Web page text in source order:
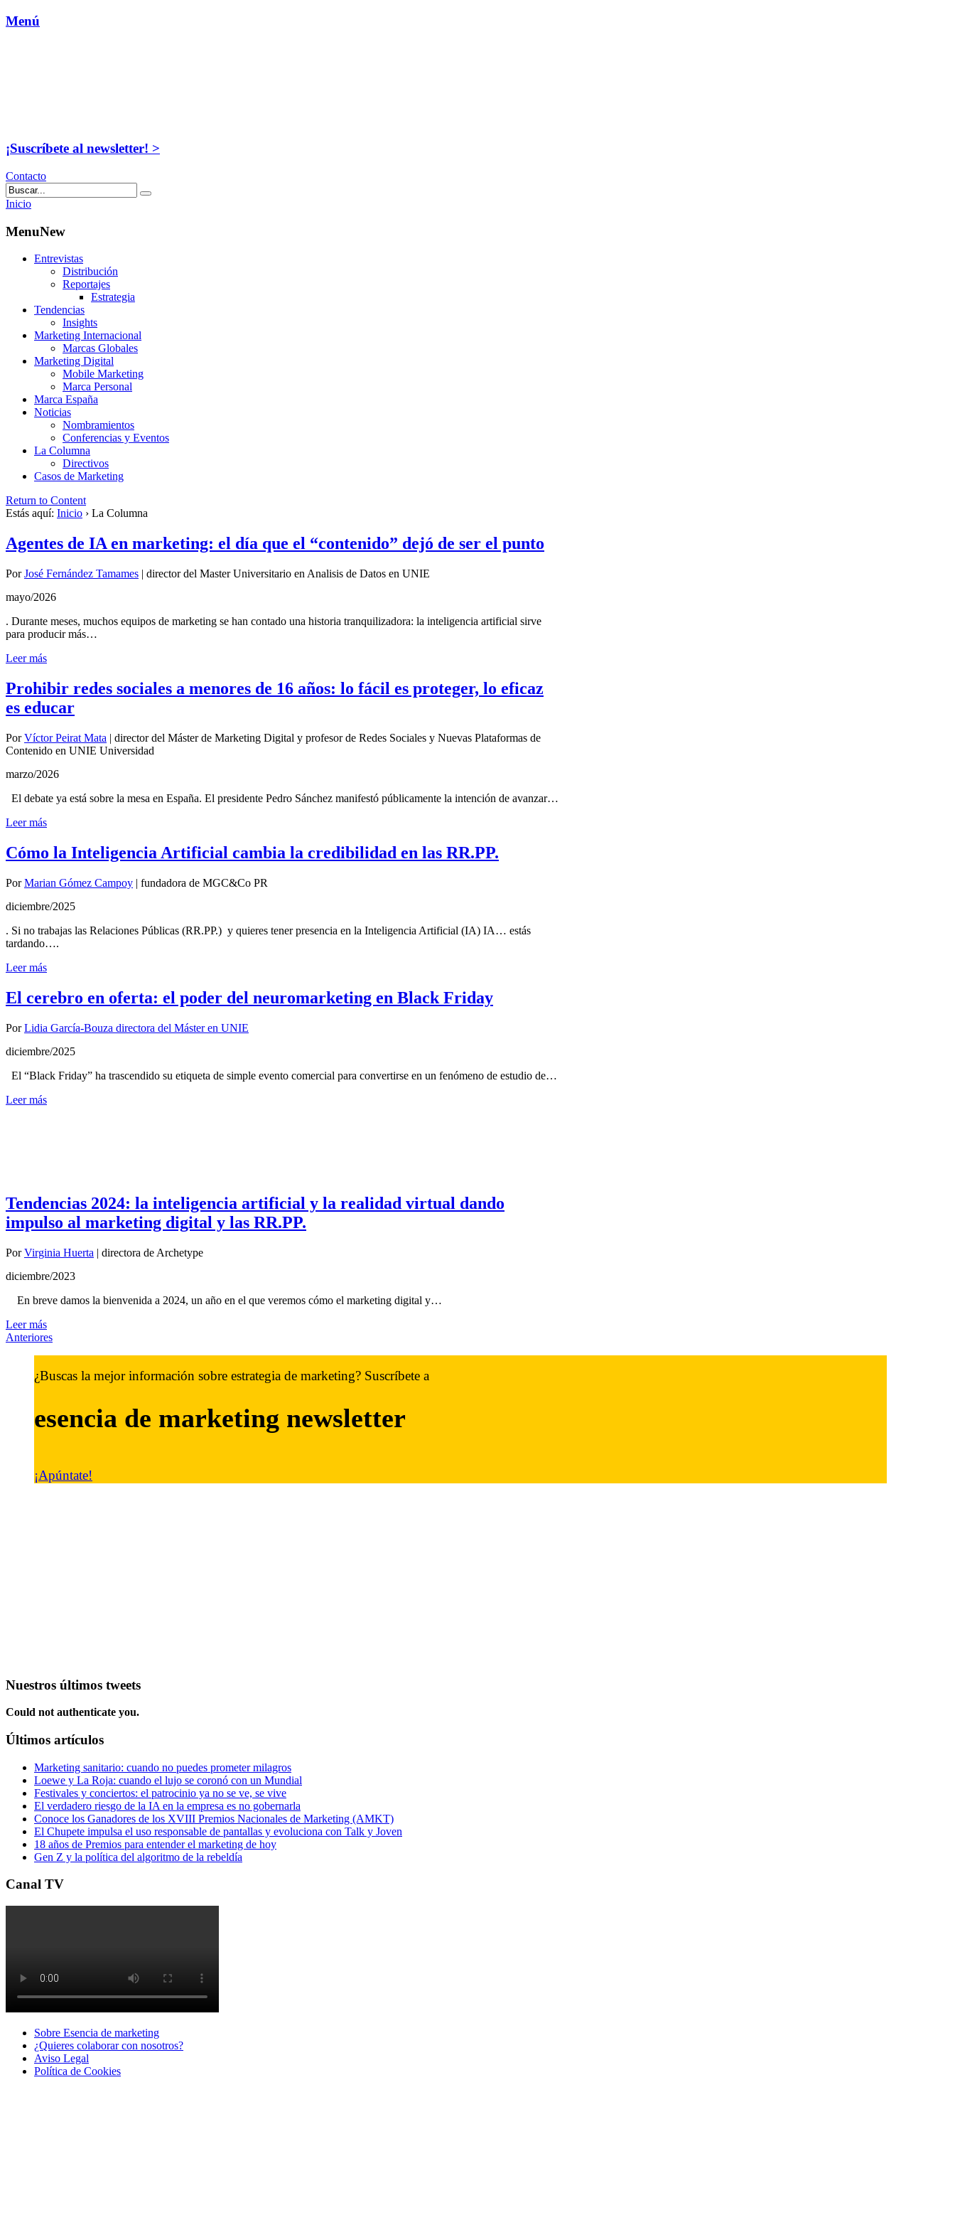
Menú
¡Suscríbete al newsletter! >
Contacto
Inicio
MenuNew
Entrevistas
Distribución
Reportajes
Estrategia
Tendencias
Insights
Marketing Internacional
Marcas Globales
Marketing Digital
Mobile Marketing
Marca Personal
Marca España
Noticias
Nombramientos
Conferencias y Eventos
La Columna
Directivos
Casos de Marketing
Return to Content
Estás aquí: Inicio › La Columna
Agentes de IA en marketing: el día que el “contenido” dejó de ser el punto
PorJosé Fernández Tamames | director del Master Universitario en Analisis de Datos en UNIE
mayo/2026
. Durante meses, muchos equipos de marketing se han contado una historia tranquilizadora: la inteligencia artificial sirve
para producir más…
Leer más
Prohibir redes sociales a menores de 16 años: lo fácil es proteger, lo eficaz
es educar
PorVíctor Peirat Mata | director del Máster de Marketing Digital y profesor de Redes Sociales y Nuevas Plataformas de
Contenido en UNIE Universidad
marzo/2026
El debate ya está sobre la mesa en España. El presidente Pedro Sánchez manifestó públicamente la intención de avanzar…
Leer más
Cómo la Inteligencia Artificial cambia la credibilidad en las RR.PP.
PorMarian Gómez Campoy | fundadora de MGC&Co PR
diciembre/2025
. Si no trabajas las Relaciones Públicas (RR.PP.) y quieres tener presencia en la Inteligencia Artificial (IA) IA… estás
tardando….
Leer más
El cerebro en oferta: el poder del neuromarketing en Black Friday
PorLidia García-Bouza directora del Máster en UNIE
diciembre/2025
El “Black Friday” ha trascendido su etiqueta de simple evento comercial para convertirse en un fenómeno de estudio de…
Leer más
Tendencias 2024: la inteligencia artificial y la realidad virtual dando
impulso al marketing digital y las RR.PP.
PorVirginia Huerta | directora de Archetype
diciembre/2023
En breve damos la bienvenida a 2024, un año en el que veremos cómo el marketing digital y…
Leer más
Anteriores
¿Buscas la mejor información sobre estrategia de marketing? Suscríbete a
esencia de marketing newsletter
¡Apúntate!
Nuestros últimos tweets
Could not authenticate you.
Últimos artículos
Marketing sanitario: cuando no puedes prometer milagros
Loewe y La Roja: cuando el lujo se coronó con un Mundial
Festivales y conciertos: el patrocinio ya no se ve, se vive
El verdadero riesgo de la IA en la empresa es no gobernarla
Conoce los Ganadores de los XVIII Premios Nacionales de Marketing (AMKT)
El Chupete impulsa el uso responsable de pantallas y evoluciona con Talk y Joven
18 años de Premios para entender el marketing de hoy
Gen Z y la política del algoritmo de la rebeldía
Canal TV
Sobre Esencia de marketing
¿Quieres colaborar con nosotros?
Aviso Legal
Polí­tica de Cookies